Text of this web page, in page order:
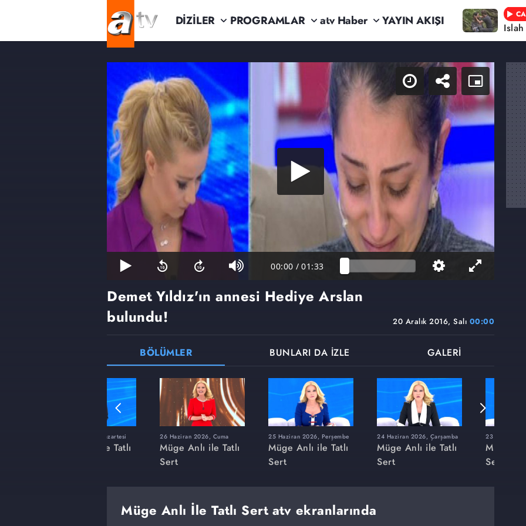
DİZİLER PROGRAMLAR atv Haber YAYIN AKIŞI Islah
00:00 / 01:33
20 Aralık 2016, Salı 00:00
Demet Yıldız'ın annesi Hediye Arslan
bulundu!
BÖLÜMLER BUNLARI DA İZLE GALERİ
8 Haziran 2026, Pazartesi
Müge Anlı ile Tatlı
26 Haziran 2026, Cuma
Müge Anlı ile Tatlı
Sert
25 Haziran 2026, Perşembe
Müge Anlı ile Tatlı
Sert
24 Haziran 2026, Çarşamba
Müge Anlı ile Tatlı
Sert
23 Haziran
Müge
Sert
Müge Anlı İle Tatlı Sert atv ekranlarında